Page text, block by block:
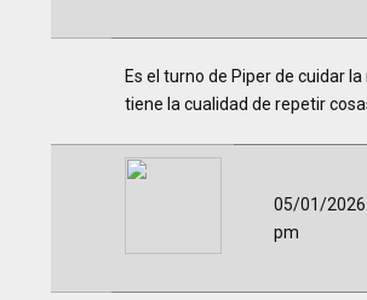
Es el turno de Piper de cuidar
tiene la cualidad de repetir
05/01/2026
pm